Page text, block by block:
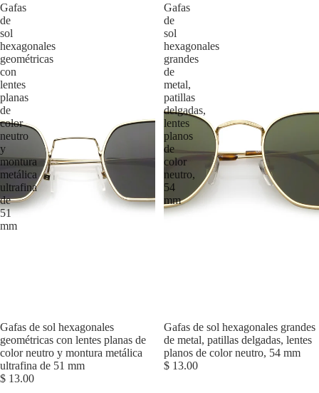
Gafas
de
sol
hexagonales
geométricas
con
lentes
planas
de
color
neutro
y
montura
metálica
ultrafina
de
51
mm
Gafas de sol hexagonales
geométricas con lentes planas de
color neutro y montura metálica
ultrafina de 51 mm
$ 13.00
Gafas
de
sol
hexagonales
grandes
de
metal,
patillas
delgadas,
lentes
planos
de
color
neutro,
54
mm
Agotado
Gafas de sol hexagonales grandes
de metal, patillas delgadas, lentes
planos de color neutro, 54 mm
$ 13.00